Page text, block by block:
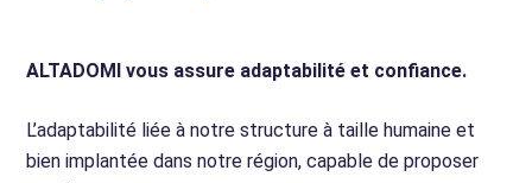
ALTADOMI vous assure adaptabilité et confiance.
L’adaptabilité liée à notre structure à taille humaine et
bien implantée dans notre région, capable de proposer